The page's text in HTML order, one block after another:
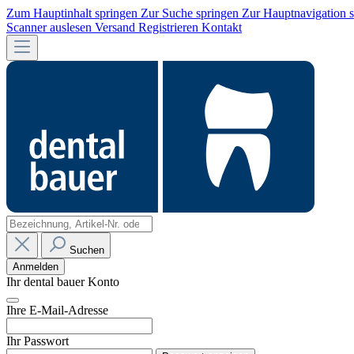
Zum Hauptinhalt springen Zur Suche springen Zur Hauptnavigation
Scanner auslesen Versand Registrieren Kontakt
Suchen
Anmelden
Ihr dental bauer Konto
Ihre E-Mail-Adresse
Ihr Passwort